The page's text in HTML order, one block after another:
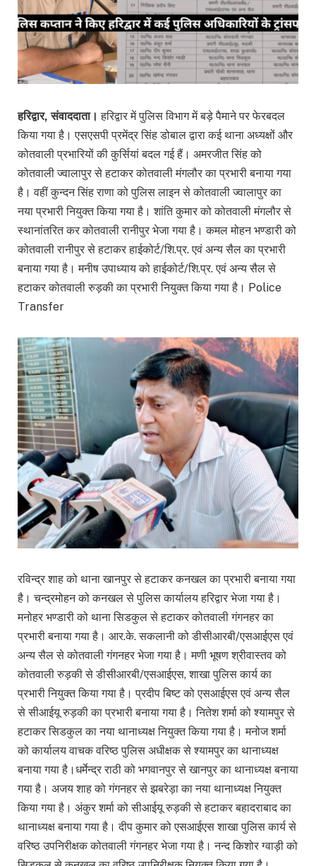
हरिद्वार, संवाददाता।हरिद्वार में पुलिस विभाग में बड़े पैमाने पर फेरबदल
किया गया है। एसएसपी प्रमेंद्र सिंह डोबाल द्वारा कई थाना अध्यक्षों और
कोतवाली प्रभारियों की कुर्सियां बदल गई हैं। अमरजीत सिंह को
कोतवाली ज्वालापुर से हटाकर कोतवाली मंगलौर का प्रभारी बनाया गया
है। वहीं कुन्दन सिंह राणा को पुलिस लाइन से कोतवाली ज्वालापुर का
नया प्रभारी नियुक्त किया गया है। शांति कुमार को कोतवाली मंगलौर से
स्थानांतरित कर कोतवाली रानीपुर भेजा गया है। कमल मोहन भण्डारी को
कोतवाली रानीपुर से हटाकर हाईकोर्ट/शि.प्र. एवं अन्य सैल का प्रभारी
बनाया गया है। मनीष उपाध्याय को हाईकोर्ट/शि.प्र. एवं अन्य सैल से
हटाकर कोतवाली रुड़की का प्रभारी नियुक्त किया गया है। Police
Transfer
रविन्द्र शाह को थाना खानपुर से हटाकर कनखल का प्रभारी बनाया गया
है। चन्द्रमोहन को कनखल से पुलिस कार्यालय हरिद्वार भेजा गया है।
मनोहर भण्डारी को थाना सिडकुल से हटाकर कोतवाली गंगनहर का
प्रभारी बनाया गया है। आर.के. सकलानी को डीसीआरबी/एसआईएस एवं
अन्य सैल से कोतवाली गंगनहर भेजा गया है। मणी भूषण श्रीवास्तव को
कोतवाली रुड़की से डीसीआरबी/एसआईएस, शाखा पुलिस कार्य का
प्रभारी नियुक्त किया गया है। प्रदीप बिष्ट को एसआईएस एवं अन्य सैल
से सीआईयू रुड़की का प्रभारी बनाया गया है। नितेश शर्मा को श्यामपुर से
हटाकर सिडकुल का नया थानाध्यक्ष नियुक्त किया गया है। मनोज शर्मा
को कार्यालय वाचक वरिष्ठ पुलिस अधीक्षक से श्यामपुर का थानाध्यक्ष
बनाया गया है।धर्मेन्द्र राठी को भगवानपुर से खानपुर का थानाध्यक्ष बनाया
गया है। अजय शाह को गंगनहर से झबरेड़ा का नया थानाध्यक्ष नियुक्त
किया गया है। अंकुर शर्मा को सीआईयू रुड़की से हटाकर बहादराबाद का
थानाध्यक्ष बनाया गया है। दीप कुमार को एसआईएस शाखा पुलिस कार्य से
वरिष्ठ उपनिरीक्षक कोतवाली गंगनहर भेजा गया है। नन्द किशोर ग्वाड़ी को